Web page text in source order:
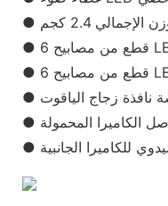
الإجمالي 2.4 كجم
نافذة زجاج الياقوت
الكاميرا المحمولة
للكاميرا الجانبية